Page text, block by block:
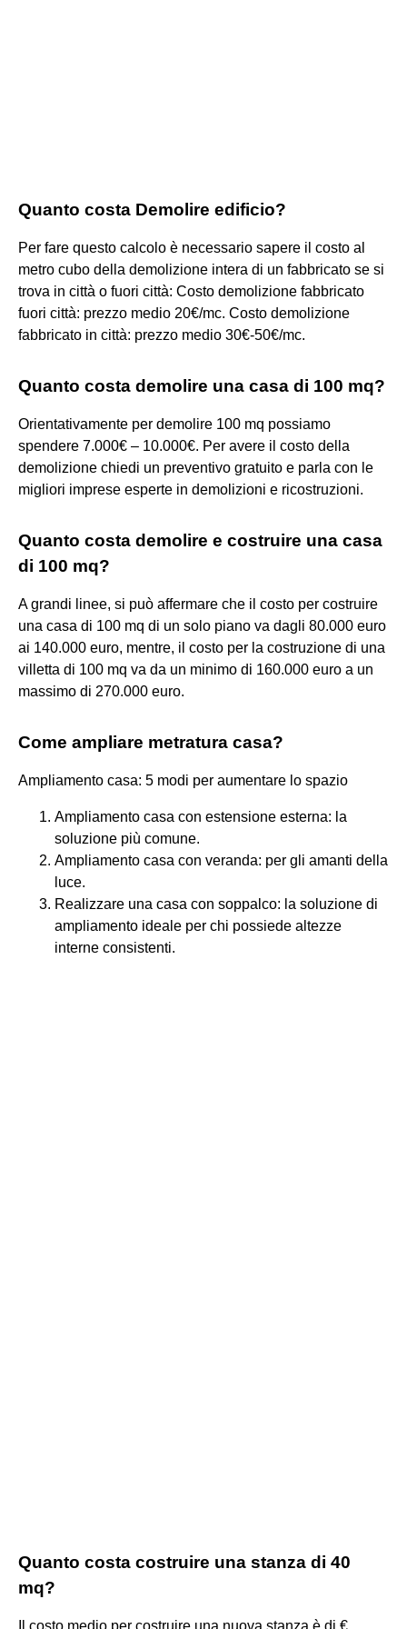
Quanto costa Demolire edificio?
Per fare questo calcolo è necessario sapere il costo al
metro cubo della demolizione intera di un fabbricato se si
trova in città o fuori città: Costo demolizione fabbricato
fuori città: prezzo medio 20€/mc. Costo demolizione
fabbricato in città: prezzo medio 30€-50€/mc.
Quanto costa demolire una casa di 100 mq?
Orientativamente per demolire 100 mq possiamo
spendere 7.000€ – 10.000€. Per avere il costo della
demolizione chiedi un preventivo gratuito e parla con le
migliori imprese esperte in demolizioni e ricostruzioni.
Quanto costa demolire e costruire una casa
di 100 mq?
A grandi linee, si può affermare che il costo per costruire
una casa di 100 mq di un solo piano va dagli 80.000 euro
ai 140.000 euro, mentre, il costo per la costruzione di una
villetta di 100 mq va da un minimo di 160.000 euro a un
massimo di 270.000 euro.
Come ampliare metratura casa?
Ampliamento casa: 5 modi per aumentare lo spazio
Ampliamento casa con estensione esterna: la
soluzione più comune.
Ampliamento casa con veranda: per gli amanti della
luce.
Realizzare una casa con soppalco: la soluzione di
ampliamento ideale per chi possiede altezze
interne consistenti.
Quanto costa costruire una stanza di 40
mq?
Il costo medio per costruire una nuova stanza è di €